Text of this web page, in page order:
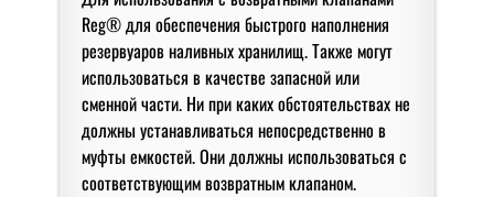
Reg® для обеспечения быстрого наполнения
резервуаров наливных хранилищ. Также могут
использоваться в качестве запасной или
сменной части. Ни при каких обстоятельствах не
должны устанавливаться непосредственно в
муфты емкостей. Они должны использоваться с
соответствующим возвратным клапаном.